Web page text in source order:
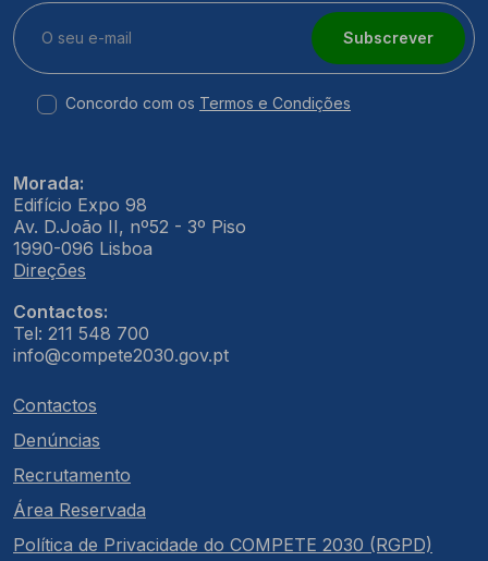
Subscrever
Concordo com os Termos e Condições
Morada:
Edifício Expo 98
Av. D.João II, nº52 - 3º Piso
1990-096 Lisboa
Direções
Contactos:
Tel: 211 548 700
info@compete2030.gov.pt
Contactos
Denúncias
Recrutamento
Área Reservada
Política de Privacidade do COMPETE 2030 (RGPD)